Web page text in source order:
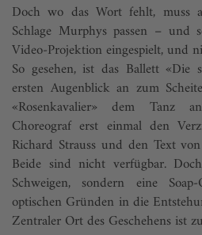
Doch wo das Wort fehlt, muss
Schlage Murphys passen – und
Video-Projektion eingespielt, und
So gesehen, ist das Ballett «Die
ersten Augenblick an zum
«Rosenkavalier» dem Tanz
Choreograf erst einmal den
Richard Strauss und den Text
Beide sind nicht verfügbar.
Schweigen, sondern eine
optischen Gründen in die
Zentraler Ort des Geschehens ist